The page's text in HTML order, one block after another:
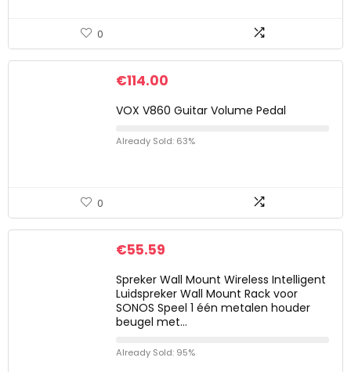
0
€114.00
VOX V860 Guitar Volume Pedal
Already Sold: 63%
0
€55.59
Spreker Wall Mount Wireless Intelligent
Luidspreker Wall Mount Rack voor
SONOS Speel 1 één metalen houder
beugel met…
Already Sold: 95%